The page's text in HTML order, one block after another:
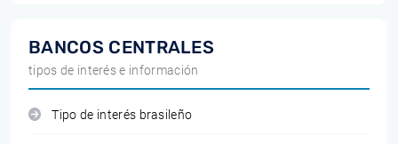
BANCOS CENTRALES
tipos de interés e información
Tipo de interés brasileño